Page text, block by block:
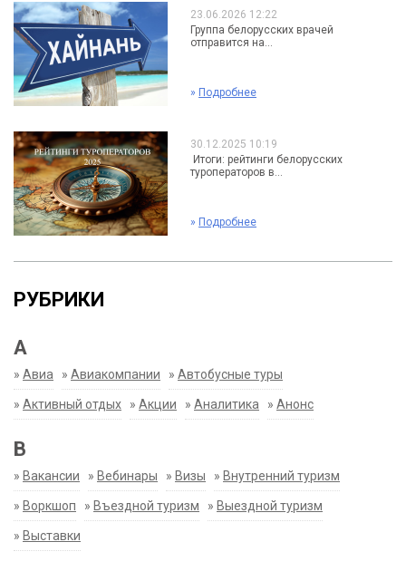
23.06.2026 12:22
Группа белорусских врачей
отправится на...
» Подробнее
30.12.2025 10:19
Итоги: рейтинги белорусских
туроператоров в...
» Подробнее
РУБРИКИ
А
» Авиа » Авиакомпании » Автобусные туры
» Активный отдых » Акции » Аналитика » Анонс
В
» Вакансии » Вебинары » Визы » Внутренний туризм
» Воркшоп » Въездной туризм » Выездной туризм
» Выставки